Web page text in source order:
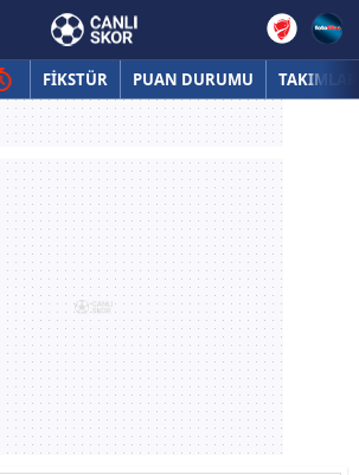
FİKSTÜR PUAN DURUMU TAKIMLAR